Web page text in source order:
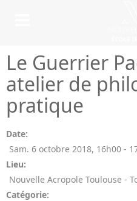
Le Guerrier
atelier de
pratique
Date:
Sam. 6 octobre 2018, 16h00 -
Lieu:
Nouvelle Acropole Toulouse -
Catégorie: